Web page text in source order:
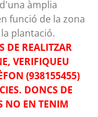
àmplia
funció de la zona
plantació.
DE REALITZAR
VERIFIQUEU
(938155455)
DONCS DE
NO EN TENIM